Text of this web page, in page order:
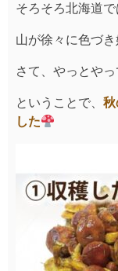
そろそろ北海道
山が徐々に色づ
さて、やっとやっ
ということで、 秋
した